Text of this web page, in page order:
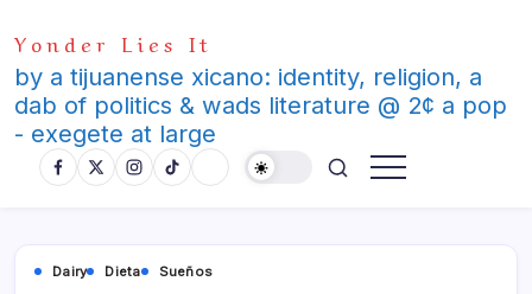
to
content
Yonder Lies It
by a tijuanense xicano: identity, religion, a
dab of politics & wads literature @ 2¢ a pop
- exegete at large
Dairy Dieta Sueños